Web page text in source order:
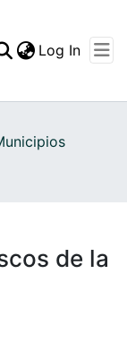
Log In
de la